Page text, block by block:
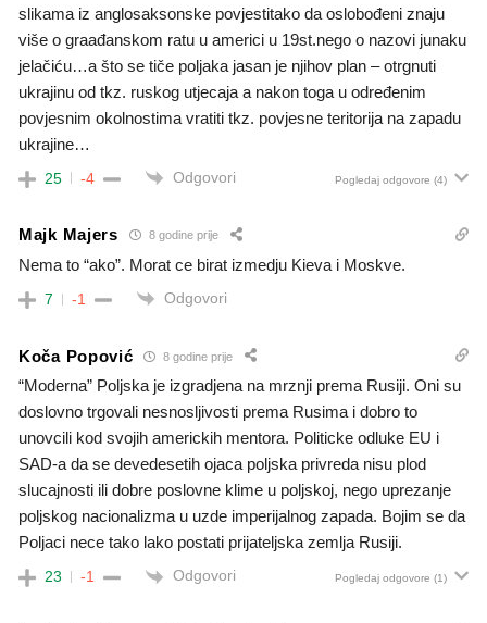
slikama iz anglosaksonske povjestitako da oslobođeni znaju
više o graađanskom ratu u americi u 19st.nego o nazovi junaku
jelačiću…a što se tiče poljaka jasan je njihov plan – otrgnuti
ukrajinu od tkz. ruskog utjecaja a nakon toga u određenim
povjesnim okolnostima vratiti tkz. povjesne teritorija na zapadu
ukrajine…
25 -4 Odgovori Pogledaj odgovore (4)
Majk Majers 8 godine prije
Nema to “ako”. Morat ce birat izmedju Kieva i Moskve.
7 -1 Odgovori
Koča Popović 8 godine prije
“Moderna” Poljska je izgradjena na mrznji prema Rusiji. Oni su
doslovno trgovali nesnosljivosti prema Rusima i dobro to
unovcili kod svojih americkih mentora. Politicke odluke EU i
SAD-a da se devedesetih ojaca poljska privreda nisu plod
slucajnosti ili dobre poslovne klime u poljskoj, nego uprezanje
poljskog nacionalizma u uzde imperijalnog zapada. Bojim se da
Poljaci nece tako lako postati prijateljska zemlja Rusiji.
23 -1 Odgovori Pogledaj odgovore (1)